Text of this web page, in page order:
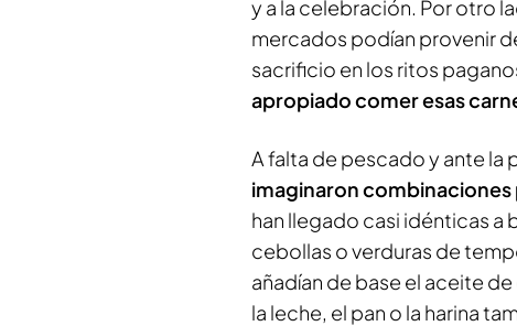
y a la celebración. Por otro
mercados podían provenir
sacrificio en los ritos
apropiado comer esas
A falta de pescado y ante la
imaginaron combinaciones
han llegado casi idénticas a
cebollas o verduras de
añadían de base el aceite
la leche, el pan o la harina